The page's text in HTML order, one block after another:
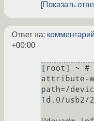
Показать
Ответ на: комментарий
+00:00
[root] ~ #
attribute-
path=/
1d.0/